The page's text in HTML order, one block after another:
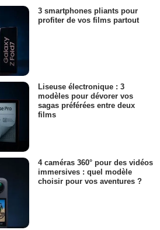
3 smartphones pliants pour
profiter de vos films partout
Liseuse électronique : 3
modèles pour dévorer vos
sagas préférées entre deux
films
4 caméras 360° pour des vidéos
immersives : quel modèle
choisir pour vos aventures ?